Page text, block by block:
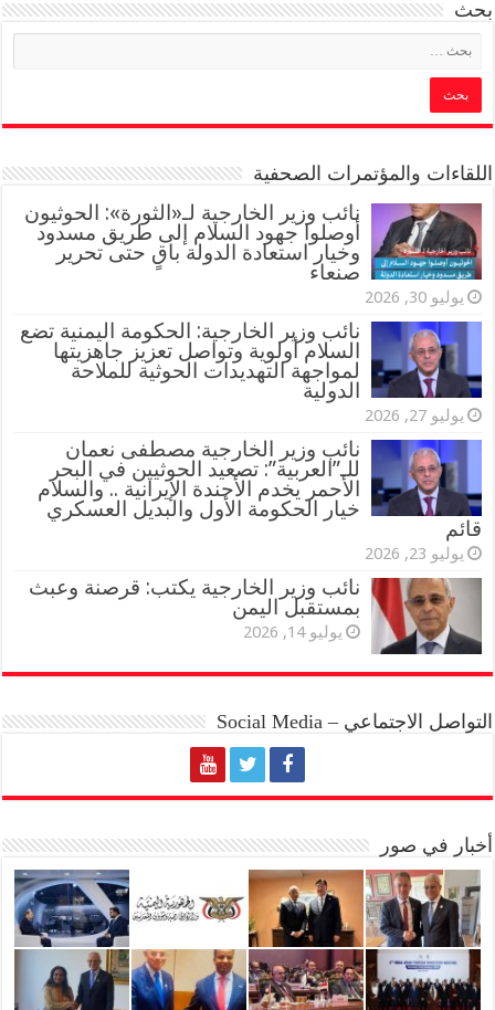
بحث
اللقاءات والمؤتمرات الصحفية
‏نائب وزير الخارجية لـ«الثورة»: الحوثيون
أوصلوا جهود السلام إلى طريق مسدود
وخيار استعادة الدولة باقٍ حتى تحرير
صنعاء
يوليو 30, 2026
نائب وزير الخارجية: الحكومة اليمنية تضع
السلام أولوية وتواصل تعزيز جاهزيتها
لمواجهة التهديدات الحوثية للملاحة
الدولية
يوليو 27, 2026
نائب وزير الخارجية مصطفى نعمان
للـ”العربية”: تصعيد الحوثيين في البحر
الأحمر يخدم الأجندة الإيرانية .. والسلام
خيار الحكومة الأول والبديل العسكري
قائم
يوليو 23, 2026
نائب وزير الخارجية يكتب: قرصنة وعبث
بمستقبل اليمن
يوليو 14, 2026
التواصل الاجتماعي – Social Media
أخبار في صور